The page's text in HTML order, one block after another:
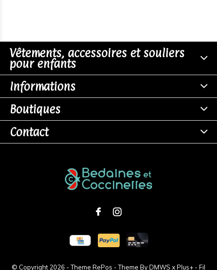
Vêtements, accessoires et souliers
pour enfants
Informations
Boutiques
Contact
© Copyright 2026 - Theme RePos - Theme ByDMWS xPlus+ - Fil